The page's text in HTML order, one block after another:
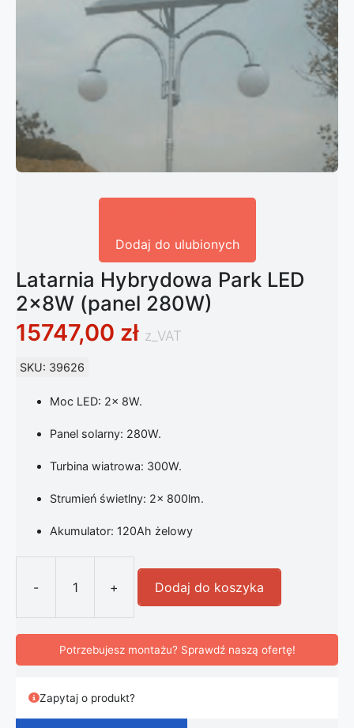
Dodaj do ulubionych
Latarnia Hybrydowa Park LED
2x8W (panel 280W)
15747,00 zł z_VAT
SKU: 39626
Moc LED: 2x 8W.
Panel solarny: 280W.
Turbina wiatrowa: 300W.
Strumień świetlny: 2x 800lm.
Akumulator: 120Ah żelowy
-
ilość Latarnia Hybrydowa Park
+ Dodaj do koszyka
Potrzebujesz montażu? Sprawdź naszą ofertę!
Zapytaj o produkt?